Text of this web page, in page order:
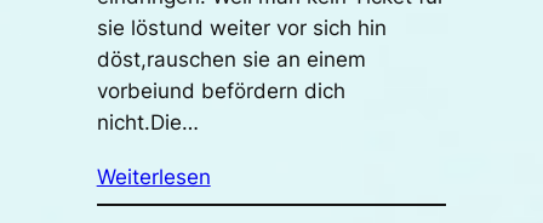
sie löstund weiter vor sich hin
döst,rauschen sie an einem
vorbeiund befördern dich
nicht.Die…
Weiterlesen